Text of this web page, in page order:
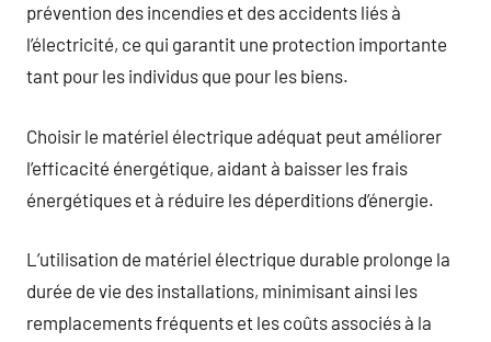
prévention des incendies et des accidents liés à
l’électricité, ce qui garantit une protection importante
tant pour les individus que pour les biens.
Choisir le matériel électrique adéquat peut améliorer
l’efficacité énergétique, aidant à baisser les frais
énergétiques et à réduire les déperditions d’énergie.
L’utilisation de matériel électrique durable prolonge la
durée de vie des installations, minimisant ainsi les
remplacements fréquents et les coûts associés à la